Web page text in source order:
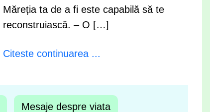
Măreția ta de a fi este capabilă să te
reconstruiască. – O […]
Citeste continuarea ...
Mesaje despre viata